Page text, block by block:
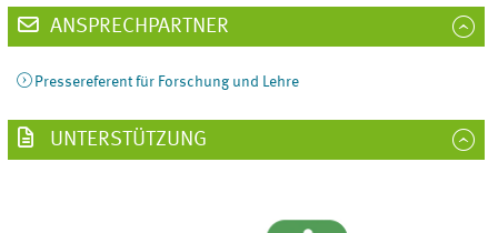
ANSPRECHPARTNER
Pressereferent für Forschung und Lehre
UNTERSTÜTZUNG